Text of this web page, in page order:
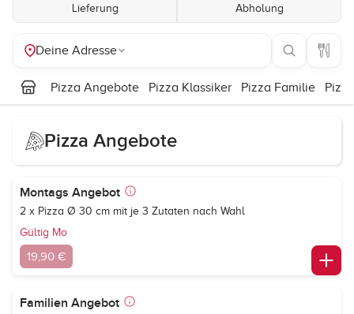
Lieferung Abholung
Deine Adresse
Pizza Angebote Pizza Klassiker Pizza Familie
Pizza Angebote
Montags Angebot
2 x Pizza Ø 30 cm mit je 3 Zutaten nach Wahl
Gültig Mo
19,90 €
Familien Angebot